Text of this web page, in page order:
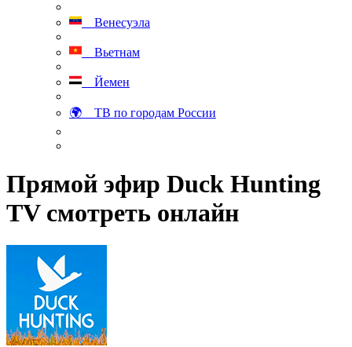
Венесуэла
Вьетнам
Йемен
🌍 ТВ по городам России
Прямой эфир Duck Hunting
TV смотреть онлайн